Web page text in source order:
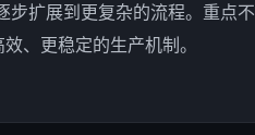
步扩展到更复杂的流程。重点不
、更稳定的生产机制。